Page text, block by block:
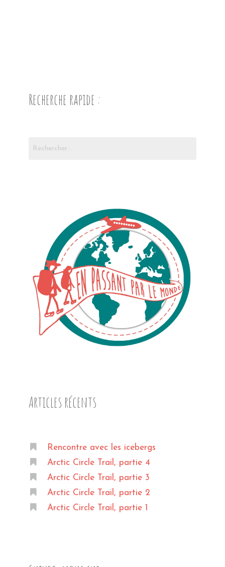
Recherche rapide :
Articles récents
Rencontre avec les icebergs
Arctic Circle Trail, partie 4
Arctic Circle Trail, partie 3
Arctic Circle Trail, partie 2
Arctic Circle Trail, partie 1